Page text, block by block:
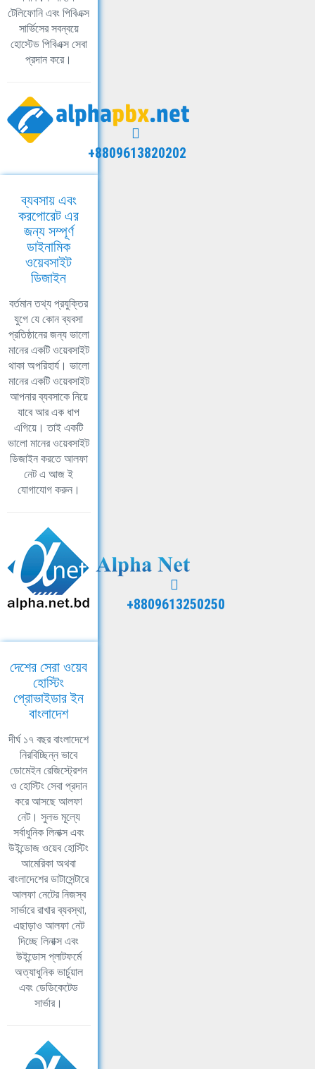
টেলিফোনি এবং পিবিএক্স
সার্ভিসের সবন্বয়ে
হোস্টেড পিবিএক্স সেবা
প্রদান করে।
+8809613820202
ব্যবসায় এবং
করপোরেট এর
জন্য সম্পূর্ণ
ডাইনামিক
ওয়েবসাইট
ডিজাইন
বর্তমান তথ্য প্রযুক্তির
যুগে যে কোন ব্যবসা
প্রতিষ্ঠানের জন্য ভালো
মানের একটি ওয়েবসাইট
থাকা অপরিহার্য। ভালো
মানের একটি ওয়েবসাইট
আপনার ব্যবসাকে নিয়ে
যাবে আর এক ধাপ
এগিয়ে। তাই একটি
ভালো মানের ওয়েবসাইট
ডিজাইন করতে আলফা
নেট এ আজ ই
যোগাযোগ করুন।
+8809613250250
দেশের সেরা ওয়েব
হোস্টিং
প্রোভাইডার ইন
বাংলাদেশ
দীর্ঘ ১৭ বছর বাংলাদেশে
নিরবিচ্ছিন্ন ভাবে
ডোমেইন রেজিস্ট্রেশন
ও হোস্টিং সেবা প্রদান
করে আসছে আলফা
নেট। সুলভ মূল্যে
সর্বাধুনিক লিনাক্স এবং
উইন্ডোজ ওয়েব হোস্টিং
আমেরিকা অথবা
বাংলাদেশের ডাটাসেন্টারে
আলফা নেটের নিজস্ব
সার্ভারে রাখার ব্যবস্থা,
এছাড়াও আলফা নেট
দিচ্ছে লিনাক্স এবং
উইন্ডোস প্লাটফর্মে
অত্যাধুনিক ভার্চুয়াল
এবং ডেডিকেটেড
সার্ভার।